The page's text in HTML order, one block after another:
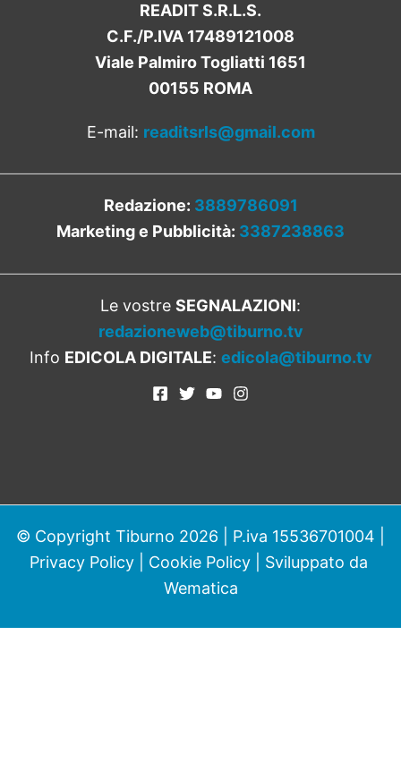
READIT S.R.L.S.
C.F./P.IVA 17489121008
Viale Palmiro Togliatti 1651
00155 ROMA
E-mail: readitsrls@gmail.com
Redazione: 3889786091
Marketing e Pubblicità: 3387238863
Le vostre SEGNALAZIONI:
redazioneweb@tiburno.tv
Info EDICOLA DIGITALE: edicola@tiburno.tv
© Copyright Tiburno 2026 | P.iva 15536701004 |
Privacy Policy| Cookie Policy| Sviluppato da
Wematica